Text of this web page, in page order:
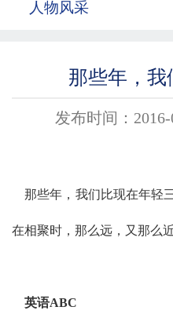
人物风采
那些年，我
发布时间：2016-
那些年，我们比现在年轻
在相聚时，那么远，又那
英语ABC